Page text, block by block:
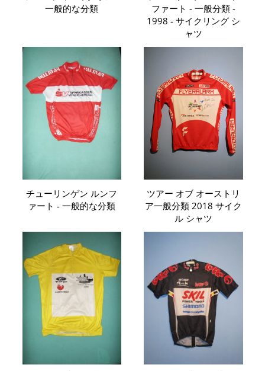
一般的な分類
ファート - 一般分類 -
1998 - サイクリング シ
ャツ
チューリンゲン ルンフ
ァート - 一般的な分類
ツアー オブ オーストリ
ア一般分類 2018 サイク
ル シャツ